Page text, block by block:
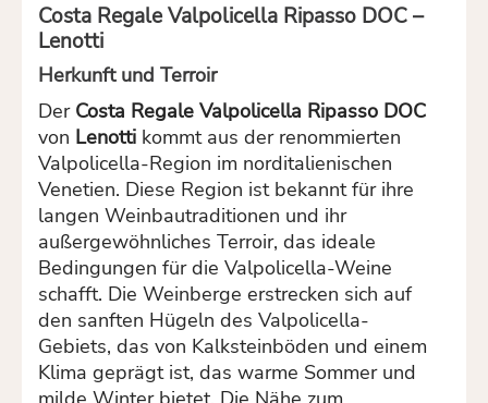
Costa Regale Valpolicella Ripasso DOC –
Lenotti
Herkunft und Terroir
Der Costa Regale Valpolicella Ripasso DOC
von Lenotti kommt aus der renommierten
Valpolicella-Region im norditalienischen
Venetien. Diese Region ist bekannt für ihre
langen Weinbautraditionen und ihr
außergewöhnliches Terroir, das ideale
Bedingungen für die Valpolicella-Weine
schafft. Die Weinberge erstrecken sich auf
den sanften Hügeln des Valpolicella-
Gebiets, das von Kalksteinböden und einem
Klima geprägt ist, das warme Sommer und